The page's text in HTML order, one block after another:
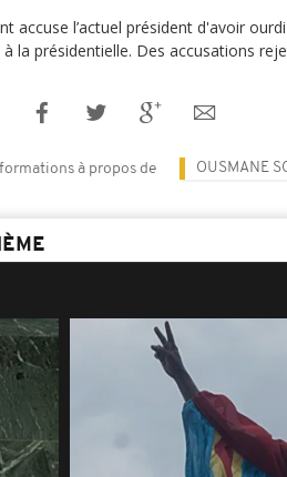
accuse l’actuel président d'avoir
la présidentielle. Des accusations
à propos de OUSMANE